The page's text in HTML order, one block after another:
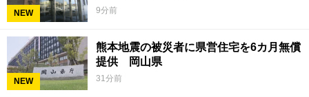
NEW 9分前
NEW
熊本地震の被災者に県営住宅を6カ月無償
提供 岡山県
31分前